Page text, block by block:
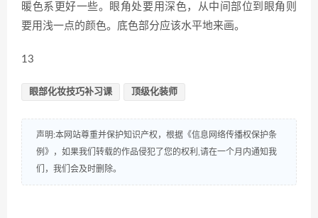
暖色系更好一些。眼角处要用深色，从中间部位到眼角则
要用浅一点的颜色。底色部分应该水平地来画。
13
眼部化妆技巧补习课 顶级化装师
声明:本网站尊重并保护知识产权，根据《信息网络传播权保护条
例》，如果我们转载的作品侵犯了您的权利,请在一个月内通知我
们，我们会及时删除。